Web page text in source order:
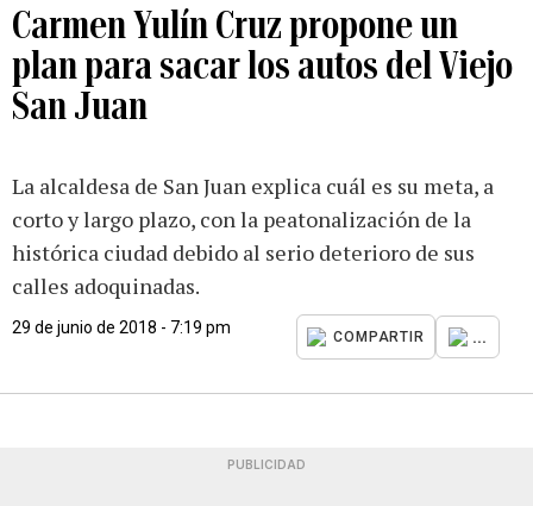
Carmen Yulín Cruz propone un
plan para sacar los autos del Viejo
San Juan
La alcaldesa de San Juan explica cuál es su meta, a
corto y largo plazo, con la peatonalización de la
histórica ciudad debido al serio deterioro de sus
calles adoquinadas.
29 de junio de 2018 - 7:19 pm
COMPARTIR ...
PUBLICIDAD